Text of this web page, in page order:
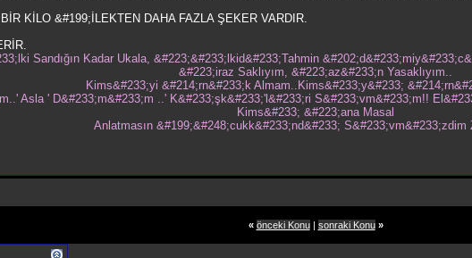
KİLO &#199;İLEKTEN DAHA FAZLA ŞEKER VARDIR.
Sandığın Kadar Ukala, &#223;&#233;lkid&#233;Tahmin
&#223;iraz Saklıyım, &#223;az&#233;n Yasaklıyım..
Kims&#233;yi &#214;rn&#233;k Almam..Kims&#233;y&#233;
Asla ' D&#233;m&#233;m ..' K&#233;şk&#233;'l&#233;ri S&#233;vm&#233;m!!
Kims&#233; &#223;ana Masal
Anlatmasın &#199;&#248;cukk&#233;nd&#233; S&#233;vm&#233;zdim
« önceki Konu| sonraki Konu »